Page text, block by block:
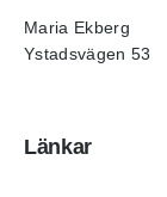
Maria Ekberg
Ystadsvägen 53
Länkar